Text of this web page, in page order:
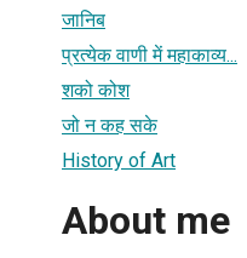
जानिब
प्रत्येक वाणी में महाकाव्य...
शको कोश
जो न कह सके
History of Art
About me